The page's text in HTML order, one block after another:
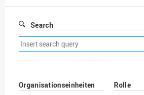
Search
Remove
search
filter
Organisationseinheiten
Rolle